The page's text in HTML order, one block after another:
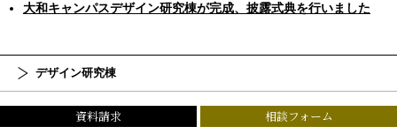
大和キャンパスデザイン研究棟が完成、披露式典を行いました
デザイン研究棟
大和キャンパス
資料請求 相談フォーム